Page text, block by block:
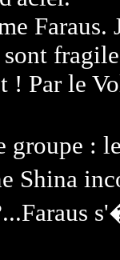
! Par le
:
Shina